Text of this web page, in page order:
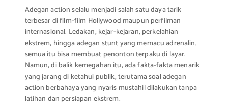
Adegan action selalu menjadi salah satu daya tarik
terbesar di film-film Hollywood maupun perfilman
internasional. Ledakan, kejar-kejaran, perkelahian
ekstrem, hingga adegan stunt yang memacu adrenalin,
semua itu bisa membuat penonton terpaku di layar.
Namun, di balik kemegahan itu, ada fakta-fakta menarik
yang jarang di ketahui publik, terutama soal adegan
action berbahaya yang nyaris mustahil dilakukan tanpa
latihan dan persiapan ekstrem.